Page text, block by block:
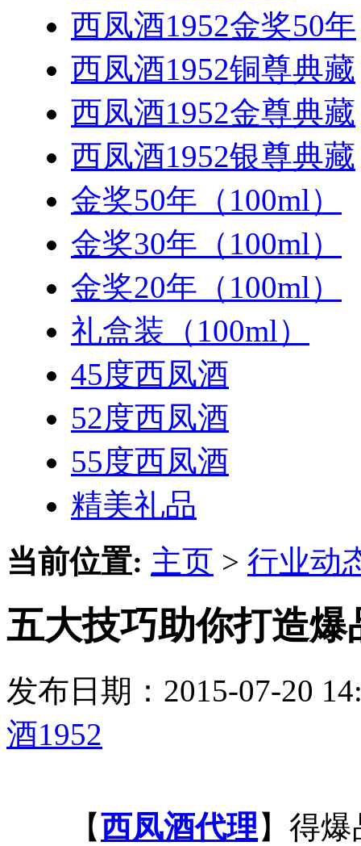
西凤酒1952金奖50年
西凤酒1952铜尊典藏
西凤酒1952金尊典藏
西凤酒1952银尊典藏
金奖50年（100ml）
金奖30年（100ml）
金奖20年（100ml）
礼盒装（100ml）
45度西凤酒
52度西凤酒
55度西凤酒
精美礼品
当前位置: 主页 > 行业动
五大技巧助你打造爆
发布日期：2015-07-20
酒1952
【西凤酒代理 】得